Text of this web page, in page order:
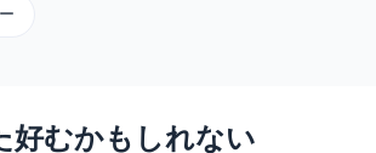
好むかもしれない